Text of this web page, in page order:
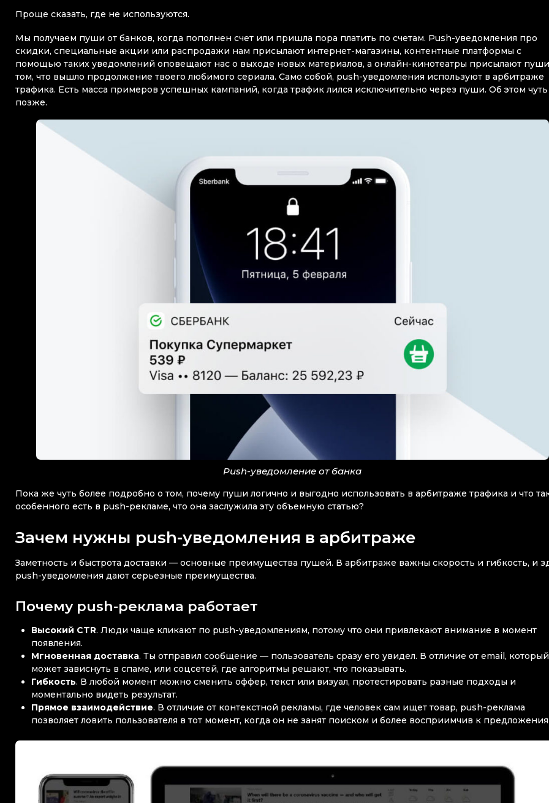
Проще сказать, где не используются.
Мы получаем пуши от банков, когда пополнен счет или пришла пора платить по счетам. Push-уведомления про
скидки, специальные акции или распродажи нам присылают интернет-магазины, контентные платформы с
помощью таких уведомлений оповещают нас о выходе новых материалов, а онлайн-кинотеатры присылают
том, что вышло продолжение твоего любимого сериала. Само собой, push-уведомления используют в арбитраже
трафика. Есть масса примеров успешных кампаний, когда трафик лился исключительно через пуши. Об этом чуть
позже.
Push-уведомление от банка
Пока же чуть более подробно о том, почему пуши логично и выгодно использовать в арбитраже трафика и что
особенного есть в push-рекламе, что она заслужила эту объемную статью?
Зачем нужны push-уведомления в арбитраже
Заметность и быстрота доставки — основные преимущества пушей. В арбитраже важны скорость и гибкость, и
push-уведомления дают серьезные преимущества.
Почему push-реклама работает
Высокий CTR. Люди чаще кликают по push-уведомлениям, потому что они привлекают внимание в момент
появления.
Мгновенная доставка. Ты отправил сообщение — пользователь сразу его увидел. В отличие от email, который
может зависнуть в спаме, или соцсетей, где алгоритмы решают, что показывать.
Гибкость. В любой момент можно сменить оффер, текст или визуал, протестировать разные подходы и
моментально видеть результат.
Прямое взаимодействие. В отличие от контекстной рекламы, где человек сам ищет товар, push-реклама
позволяет ловить пользователя в тот момент, когда он не занят поиском и более восприимчив к